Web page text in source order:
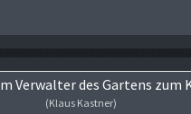
Verwalter des Gartens zum
(Klaus Kastner)